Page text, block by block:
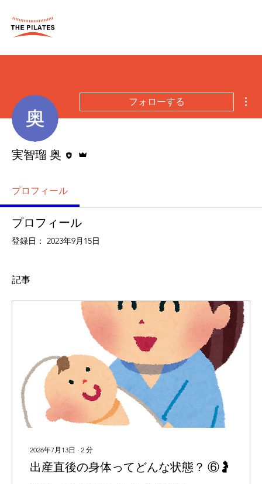
フォローする
実智瑠 奥
プロフィール
プロフィール
登録日： 2023年9月15日
記事
2026年7月13日 ∙ 2 分
出産直後の身体ってどんな状態？ ⑥🤰